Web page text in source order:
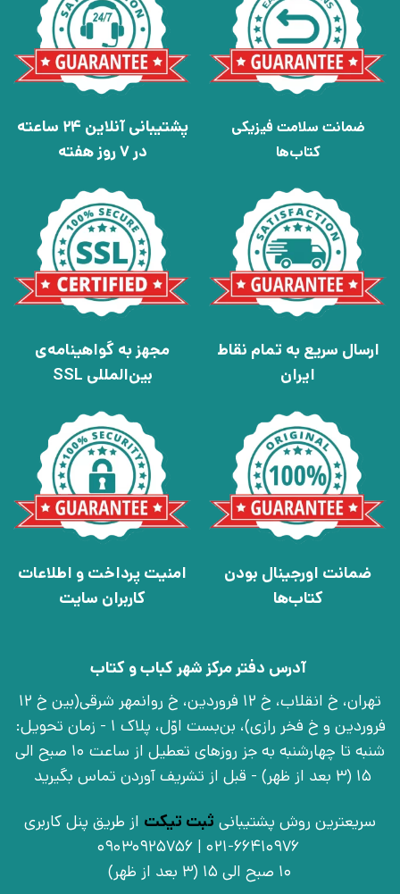
ضمانت سلامت فیزیکی
کتاب‌ها
پشتیبانی آنلاین 24 ساعته
در 7 روز هفته
ارسال سریع به تمام نقاط
ایران
مجهز به گواهینامه‌ی
بین‌المللی SSL
ضمانت اورجینال بودن
کتاب‌ها
امنیت پرداخت و اطلاعات
کاربران سایت
آدرس دفتر مرکز شهر کباب و کتاب
تهران، خ انقلاب، خ 12 فروردین، خ روانمهر شرقی(بین خ 12
فروردین و خ فخر رازی)، بن‌بست اوّل، پلاک 1 - زمان تحویل:
شنبه تا چهارشنبه به جز روزهای تعطیل از ساعت 10 صبح الی
15 (3 بعد از ظهر) - قبل از تشریف آوردن تماس بگیرید
سریعترین روش پشتیبانی ثبت تیکت از طریق پنل کاربری
021-66410976 | 09030925756
10 صبح الی 15 (3 بعد از ظهر)